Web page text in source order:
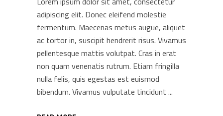
adipiscing elit. Donec eleifend molestie
fermentum. Maecenas metus augue, aliquet
ac tortor in, suscipit hendrerit risus. Vivamus
pellentesque mattis volutpat. Cras in erat
non quam venenatis rutrum. Etiam fringilla
nulla felis, quis egestas est euismod
bibendum. Vivamus vulputate tincidunt